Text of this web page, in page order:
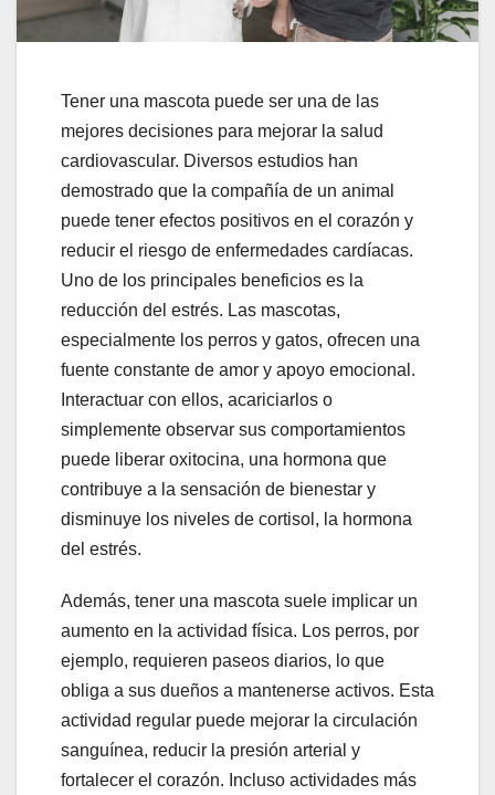
Tener una mascota puede ser una de las
mejores decisiones para mejorar la salud
cardiovascular. Diversos estudios han
demostrado que la compañía de un animal
puede tener efectos positivos en el corazón y
reducir el riesgo de enfermedades cardíacas.
Uno de los principales beneficios es la
reducción del estrés. Las mascotas,
especialmente los perros y gatos, ofrecen una
fuente constante de amor y apoyo emocional.
Interactuar con ellos, acariciarlos o
simplemente observar sus comportamientos
puede liberar oxitocina, una hormona que
contribuye a la sensación de bienestar y
disminuye los niveles de cortisol, la hormona
del estrés.
Además, tener una mascota suele implicar un
aumento en la actividad física. Los perros, por
ejemplo, requieren paseos diarios, lo que
obliga a sus dueños a mantenerse activos. Esta
actividad regular puede mejorar la circulación
sanguínea, reducir la presión arterial y
fortalecer el corazón. Incluso actividades más